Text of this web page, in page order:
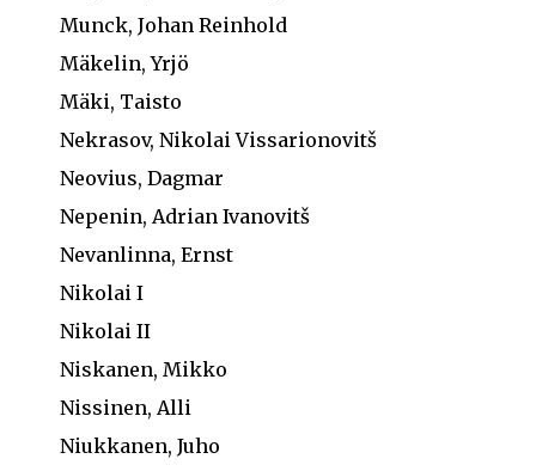
Munck, Johan Reinhold
Mäkelin, Yrjö
Mäki, Taisto
Nekrasov, Nikolai Vissarionovitš
Neovius, Dagmar
Nepenin, Adrian Ivanovitš
Nevanlinna, Ernst
Nikolai I
Nikolai II
Niskanen, Mikko
Nissinen, Alli
Niukkanen, Juho